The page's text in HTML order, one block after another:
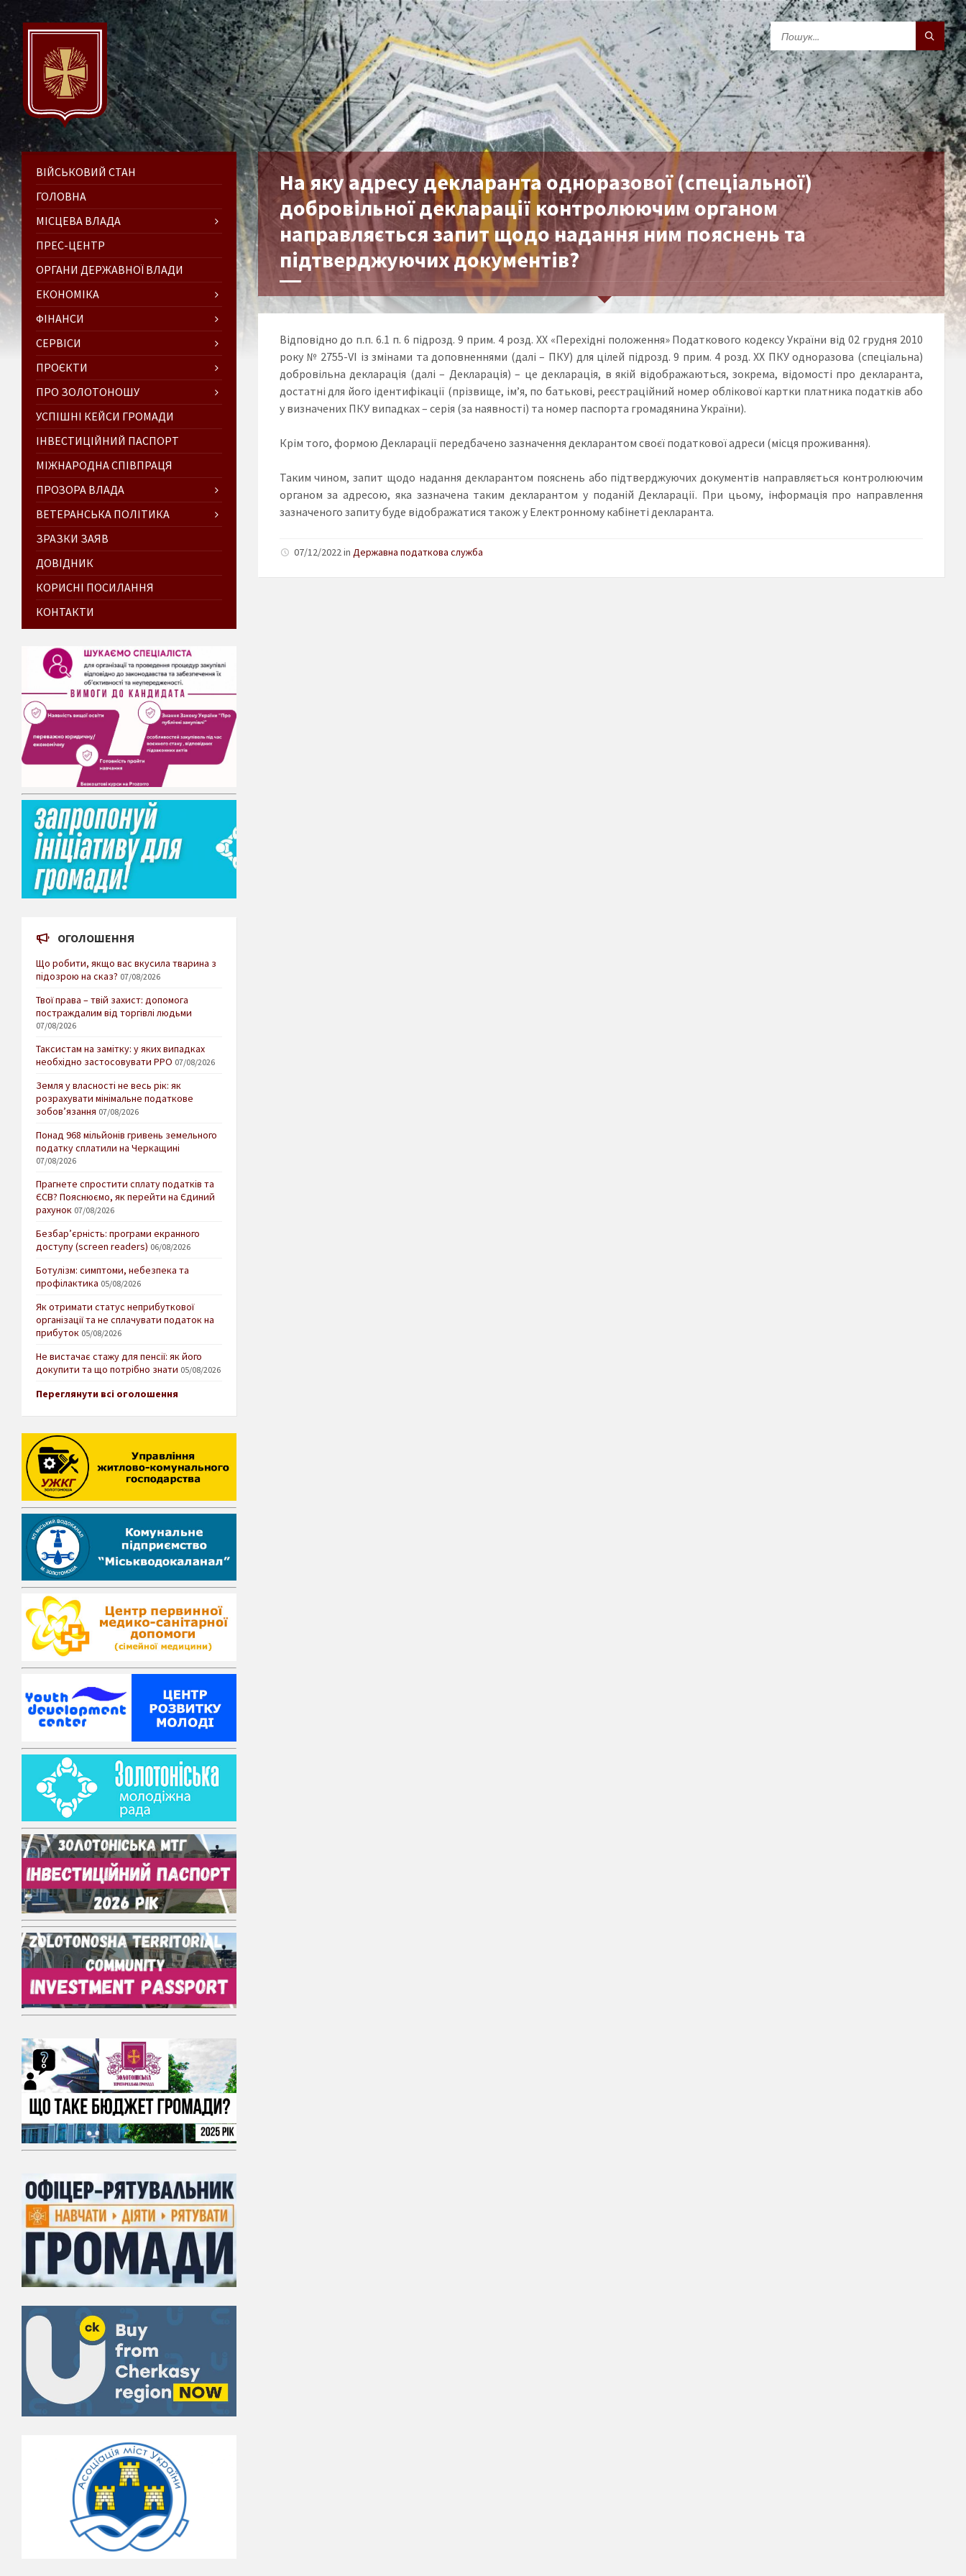
На яку адресу декларанта одноразової (спеціальної)
добровільної декларації контролюючим органом
направляється запит щодо надання ним пояснень та
підтверджуючих документів?
Відповідно до п.п. 6.1 п. 6 підрозд. 9 прим. 4 розд. ХХ «Перехідні положення» Податкового кодексу України від 02 грудня 2010
року № 2755-VI із змінами та доповненнями (далі – ПКУ) для цілей підрозд. 9 прим. 4 розд. ХХ ПКУ одноразова (спеціальна)
добровільна декларація (далі – Декларація) – це декларація, в якій відображаються, зокрема, відомості про декларанта,
достатні для його ідентифікації (прізвище, ім’я, по батькові, реєстраційний номер облікової картки платника податків або
у визначених ПКУ випадках – серія (за наявності) та номер паспорта громадянина України).
Крім того, формою Декларації передбачено зазначення декларантом своєї податкової адреси (місця проживання).
Таким чином, запит щодо надання декларантом пояснень або підтверджуючих документів направляється контролюючим
органом за адресою, яка зазначена таким декларантом у поданій Декларації. При цьому, інформація про направлення
зазначеного запиту буде відображатися також у Електронному кабінеті декларанта.
07/12/2022 in Державна податкова служба
ВІЙСЬКОВИЙ СТАН
ГОЛОВНА
МІСЦЕВА ВЛАДА
ПРЕС-ЦЕНТР
ОРГАНИ ДЕРЖАВНОЇ ВЛАДИ
ЕКОНОМІКА
ФІНАНСИ
СЕРВІСИ
ПРОЄКТИ
ПРО ЗОЛОТОНОШУ
УСПІШНІ КЕЙСИ ГРОМАДИ
ІНВЕСТИЦІЙНИЙ ПАСПОРТ
МІЖНАРОДНА СПІВПРАЦЯ
ПРОЗОРА ВЛАДА
ВЕТЕРАНСЬКА ПОЛІТИКА
ЗРАЗКИ ЗАЯВ
ДОВІДНИК
КОРИСНІ ПОСИЛАННЯ
КОНТАКТИ
ОГОЛОШЕННЯ
Що робити, якщо вас вкусила тварина з
підозрою на сказ? 07/08/2026
Твої права – твій захист: допомога
постраждалим від торгівлі людьми
07/08/2026
Таксистам на замітку: у яких випадках
необхідно застосовувати РРО 07/08/2026
Земля у власності не весь рік: як
розрахувати мінімальне податкове
зобов’язання 07/08/2026
Понад 968 мільйонів гривень земельного
податку сплатили на Черкащині
07/08/2026
Прагнете спростити сплату податків та
ЄСВ? Пояснюємо, як перейти на Єдиний
рахунок 07/08/2026
Безбар’єрність: програми екранного
доступу (screen readers) 06/08/2026
Ботулізм: симптоми, небезпека та
профілактика 05/08/2026
Як отримати статус неприбуткової
організації та не сплачувати податок на
прибуток 05/08/2026
Не вистачає стажу для пенсії: як його
докупити та що потрібно знати 05/08/2026
Переглянути всі оголошення